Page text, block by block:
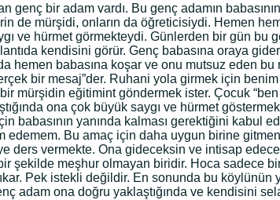
genç bir adam vardı. Bu genç adamın
de mürşidi, onların da öğreticisiydi. Hemen
ve hürmet görmekteydi. Günlerden bir gün
kendisini görür. Genç babasına oraya
hemen babasına koşar ve onu mutsuz eden
bir mesaj”der. Ruhani yola girmek için
mürşidin eğitimint göndermek ister. Çocuk
ona çok büyük saygı ve hürmet
babasının yanında kalması gerektiğini kabul
edemem. Bu amaç için daha uygun birine
ders vermekte. Ona gideceksin ve intisap
şekilde meşhur olmayan biridir. Hoca sadece
Pek istekli değildir. En sonunda bu köylünün
adam ona doğru yaklaştığında ve kendisini